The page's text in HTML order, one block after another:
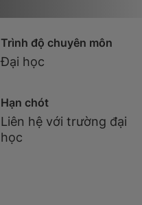
Trình độ chuyên môn
Đại học
Hạn chót
Liên hệ với trường đại
học